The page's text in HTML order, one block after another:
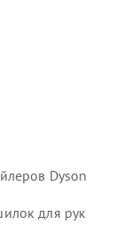
Dyson
для рук